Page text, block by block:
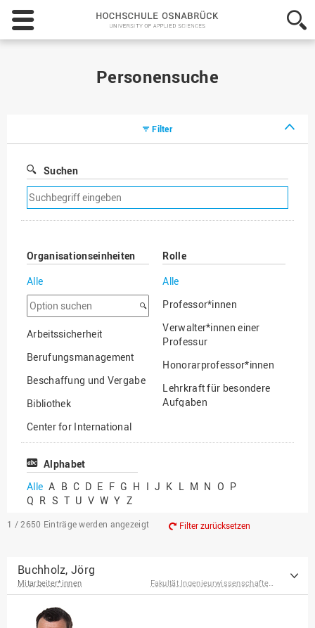
Hochschule
Osnabrück
-
Personensuche
Filter
Suchen
Suchfilter
entfernen
Organisationseinheiten
Alle
Option
suchen
Arbeitssicherheit
Berufungsmanagement
Beschaffung und Vergabe
Bibliothek
Center for International
Mobility
Center for International
Chancengerechtigkeit
eLearning Competence
EU-Büro
Fakultät
Agrarwissenschaften und
Landschaftsarchitektur
Rolle
Alle
Professor*innen
Verwalter*innen einer
Professur
Honorarprofessor*innen
Lehrkraft für besondere
Aufgaben
Professor*innen im
Alphabet
Alle A B C D E F G H I J K L M N O P
Q R S T U V W Y Z
1 / 2650 Einträge werden angezeigt Filter zurücksetzen
Buchholz, Jörg
Mitarbeiter*innen Fakultät Ingenieurwissenschaften und Informatik